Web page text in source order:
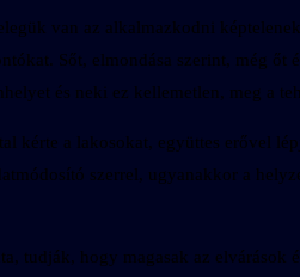
van az alkalmazkodni
Sőt, elmondása szerint, még
és neki ez kellemetlen, meg a
kérte a lakosokat, együttes erővel
szerrel, ugyanakkor a
tudják, hogy magasak az